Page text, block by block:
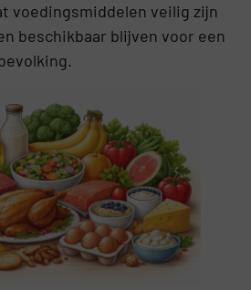
voedingsmiddelen veilig zijn
beschikbaar blijven voor een